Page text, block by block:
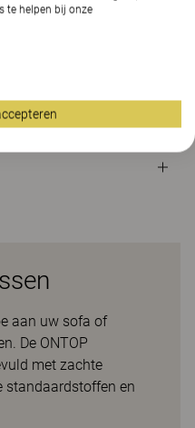
aan uw sofa of
De ONTOP
met zachte
standaardstoffen en
te helpen bij onze